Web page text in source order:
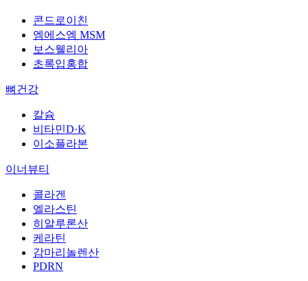
콘드로이친
엠에스엠 MSM
보스웰리아
초록입홍합
뼈건강
칼슘
비타민D·K
이소플라본
이너뷰티
콜라겐
엘라스틴
히알루론산
케라틴
감마리놀렌산
PDRN